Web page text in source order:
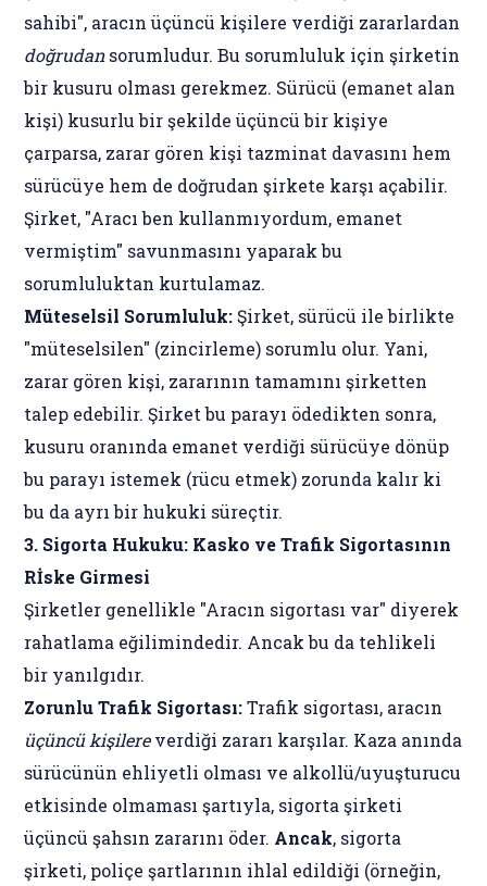
sahibi", aracın üçüncü kişilere verdiği zararlardan
doğrudansorumludur. Bu sorumluluk için şirketin
bir kusuru olması gerekmez. Sürücü (emanet alan
kişi) kusurlu bir şekilde üçüncü bir kişiye
çarparsa, zarar gören kişi tazminat davasını hem
sürücüye hem de doğrudan şirkete karşı açabilir.
Şirket, "Aracı ben kullanmıyordum, emanet
vermiştim" savunmasını yaparak bu
sorumluluktan kurtulamaz.
Müteselsil Sorumluluk: Şirket, sürücü ile birlikte
"müteselsilen" (zincirleme) sorumlu olur. Yani,
zarar gören kişi, zararının tamamını şirketten
talep edebilir. Şirket bu parayı ödedikten sonra,
kusuru oranında emanet verdiği sürücüye dönüp
bu parayı istemek (rücu etmek) zorunda kalır ki
bu da ayrı bir hukuki süreçtir.
3. Sigorta Hukuku: Kasko ve Trafik Sigortasının
Rİske Girmesi
Şirketler genellikle "Aracın sigortası var" diyerek
rahatlama eğilimindedir. Ancak bu da tehlikeli
bir yanılgıdır.
Zorunlu Trafik Sigortası:Trafik sigortası, aracın
üçüncü kişilereverdiği zararı karşılar. Kaza anında
sürücünün ehliyetli olması ve alkollü/uyuşturucu
etkisinde olmaması şartıyla, sigorta şirketi
üçüncü şahsın zararını öder. Ancak, sigorta
şirketi, poliçe şartlarının ihlal edildiği (örneğin,